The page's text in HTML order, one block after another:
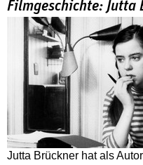
Filmgeschichte: Jutta
Jutta Brückner hat als